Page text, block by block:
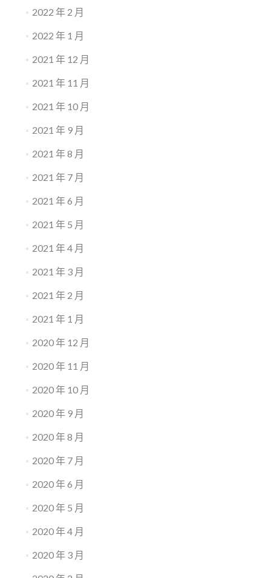
2022 年 2 月
2022 年 1 月
2021 年 12 月
2021 年 11 月
2021 年 10 月
2021 年 9 月
2021 年 8 月
2021 年 7 月
2021 年 6 月
2021 年 5 月
2021 年 4 月
2021 年 3 月
2021 年 2 月
2021 年 1 月
2020 年 12 月
2020 年 11 月
2020 年 10 月
2020 年 9 月
2020 年 8 月
2020 年 7 月
2020 年 6 月
2020 年 5 月
2020 年 4 月
2020 年 3 月